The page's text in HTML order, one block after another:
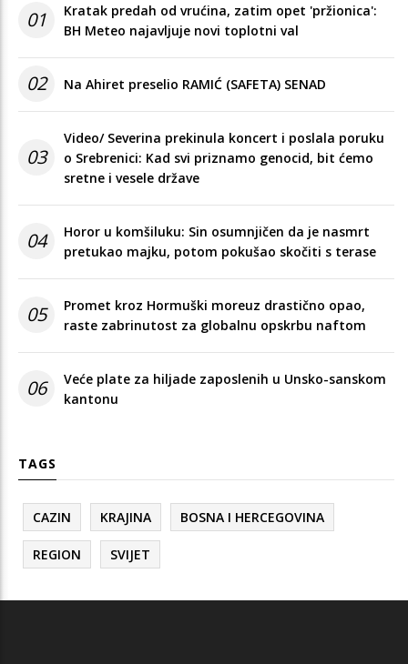
01
Kratak predah od vrućina, zatim opet 'pržionica':
BH Meteo najavljuje novi toplotni val
02 Na Ahiret preselio RAMIĆ (SAFETA) SENAD
03
Video/ Severina prekinula koncert i poslala poruku
o Srebrenici: Kad svi priznamo genocid, bit ćemo
sretne i vesele države
04
Horor u komšiluku: Sin osumnjičen da je nasmrt
pretukao majku, potom pokušao skočiti s terase
05
Promet kroz Hormuški moreuz drastično opao,
raste zabrinutost za globalnu opskrbu naftom
06
Veće plate za hiljade zaposlenih u Unsko-sanskom
kantonu
TAGS
CAZIN KRAJINA BOSNA I HERCEGOVINA
REGION SVIJET